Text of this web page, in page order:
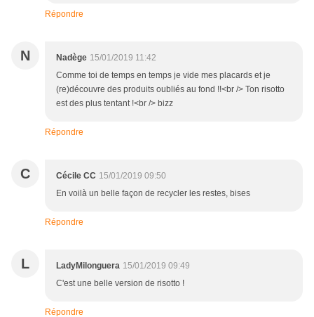
Répondre
N Nadège 15/01/2019 11:42
Comme toi de temps en temps je vide mes placards et je
(re)découvre des produits oubliés au fond !!<br /> Ton risotto
est des plus tentant !<br /> bizz
Répondre
C Cécile CC 15/01/2019 09:50
En voilà un belle façon de recycler les restes, bises
Répondre
L LadyMilonguera 15/01/2019 09:49
C'est une belle version de risotto !
Répondre